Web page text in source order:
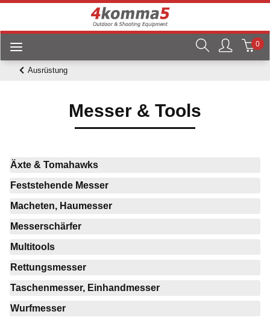
0
Ausrüstung
Messer & Tools
Äxte & Tomahawks
Feststehende Messer
Macheten, Haumesser
Messerschärfer
Multitools
Rettungsmesser
Taschenmesser, Einhandmesser
Wurfmesser